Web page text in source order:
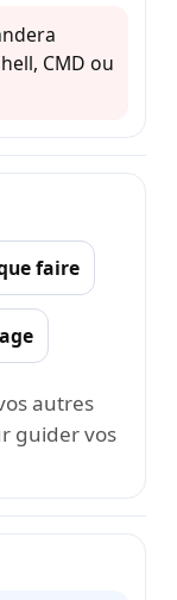
CMD ou
faire
autres
guider vos